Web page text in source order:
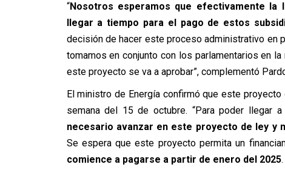
“Nosotros esperamos que efectivamente la
llegar a tiempo para el pago de estos
decisión de hacer este proceso administrativo en
tomamos en conjunto con los parlamentarios en
este proyecto se va a aprobar”, complementó
El ministro de Energía confirmó que este
semana del 15 de octubre. “Para poder llegar
necesario avanzar en este proyecto de ley y
Se espera que este proyecto permita un
comience a pagarse a partir de enero del 2025